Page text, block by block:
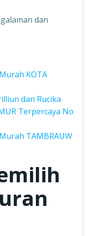
dan
KOTA
dan Rucika
Terpercaya No
TAMBRAUW